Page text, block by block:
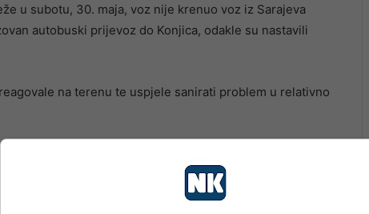
u subotu, 30. maja, voz nije krenuo voz iz Sarajeva
autobuski prijevoz do Konjica, odakle su nastavili
na terenu te uspjele sanirati problem u relativno
kontaktne mreže, vozovi na ovoj dionici ponovo